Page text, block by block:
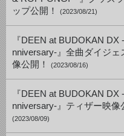
ップ公開！
(2023/08/21)
『DEEN at BUDOKAN DX
nniversary-』全曲ダイジェ
像公開！
(2023/08/16)
『DEEN at BUDOKAN DX
nniversary-』ティザー映像
(2023/08/09)